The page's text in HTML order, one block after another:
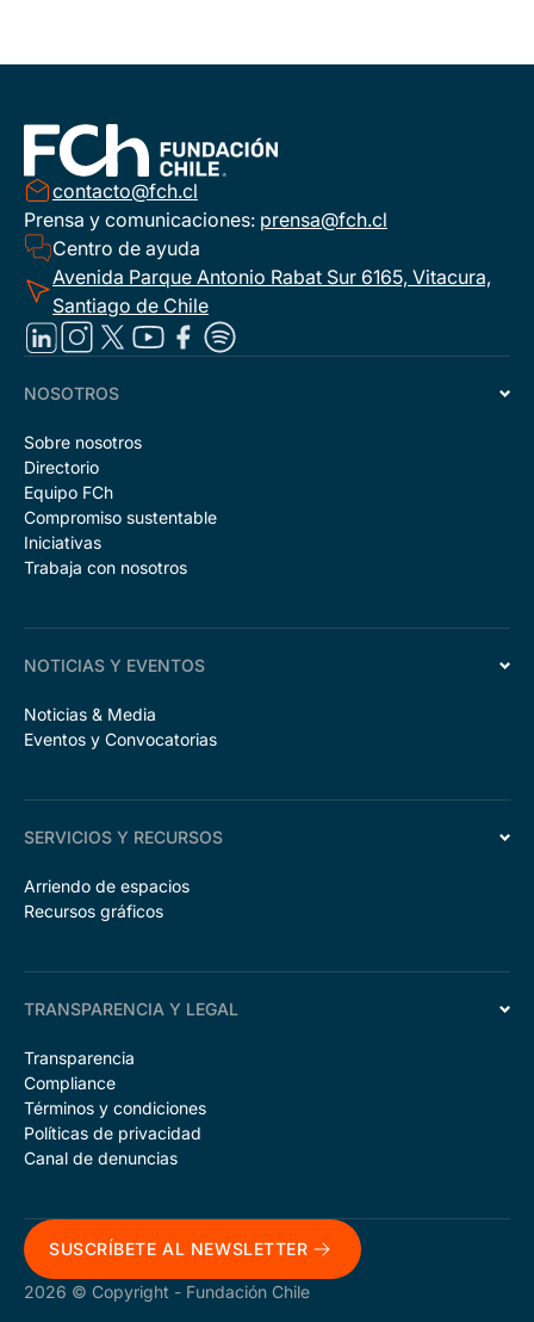
contacto@fch.cl
Prensa y comunicaciones: prensa@fch.cl
Centro de ayuda
Avenida Parque Antonio Rabat Sur 6165, Vitacura,
Santiago de Chile
NOSOTROS
Sobre nosotros
Directorio
Equipo FCh
Compromiso sustentable
Iniciativas
Trabaja con nosotros
NOTICIAS Y EVENTOS
Noticias & Media
Eventos y Convocatorias
SERVICIOS Y RECURSOS
Arriendo de espacios
Recursos gráficos
TRANSPARENCIA Y LEGAL
Transparencia
Compliance
Términos y condiciones
Políticas de privacidad
Canal de denuncias
SUSCRÍBETE AL NEWSLETTER
2026 © Copyright - Fundación Chile